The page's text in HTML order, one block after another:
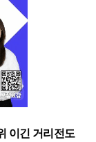
프(TDYC) 성료
이긴 거리전도